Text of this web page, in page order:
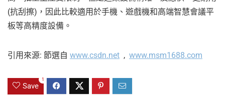
(抗刮擦)，因此比較適用於手機、遊戲機和高端智慧會議平
板等高精度設備。
引用來源: 節選自 www.csdn.net , www.msm1688.com
Save
1